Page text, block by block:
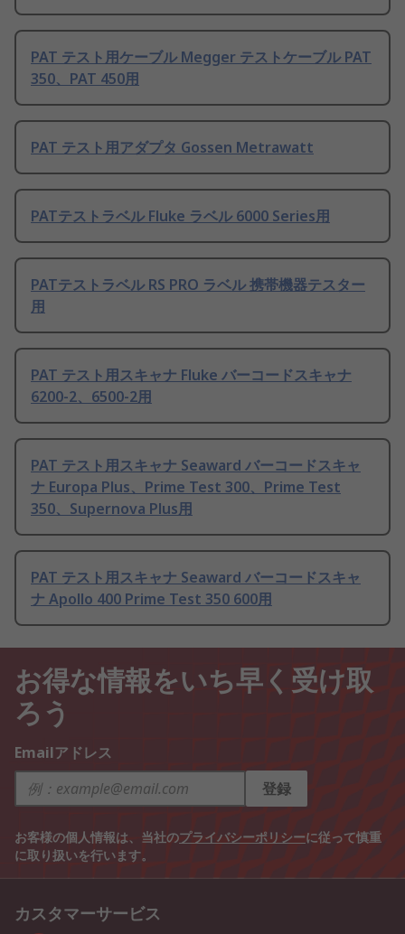
PAT テスト用ケーブル Megger テストケーブル PAT
350、PAT 450用
PAT テスト用アダプタ Gossen Metrawatt
PATテストラベル Fluke ラベル 6000 Series用
PATテストラベル RS PRO ラベル 携帯機器テスター
用
PAT テスト用スキャナ Fluke バーコードスキャナ
6200-2、6500-2用
PAT テスト用スキャナ Seaward バーコードスキャ
ナ Europa Plus、Prime Test 300、Prime Test
350、Supernova Plus用
PAT テスト用スキャナ Seaward バーコードスキャ
ナ Apollo 400 Prime Test 350 600用
お得な情報をいち早く受け取
ろう
Emailアドレス
登録
お客様の個人情報は、当社のプライバシーポリシーに従って慎重
に取り扱いを行います。
カスタマーサービス